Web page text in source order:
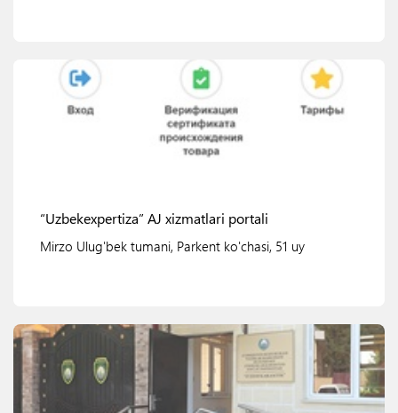
Ko'rish
“Uzbekexpertiza” AJ xizmatlari portali
Mirzo Ulug'bek tumani, Parkent ko'chasi, 51 uy
Ko'rish